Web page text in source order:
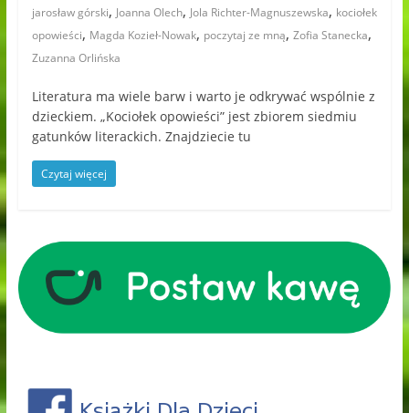
jarosław górski, Joanna Olech, Jola Richter-Magnuszewska, kociołek
opowieści, Magda Kozieł-Nowak, poczytaj ze mną, Zofia Stanecka,
Zuzanna Orlińska
Literatura ma wiele barw i warto je odkrywać wspólnie z
dzieckiem. „Kociołek opowieści” jest zbiorem siedmiu
gatunków literackich. Znajdziecie tu
Czytaj więcej